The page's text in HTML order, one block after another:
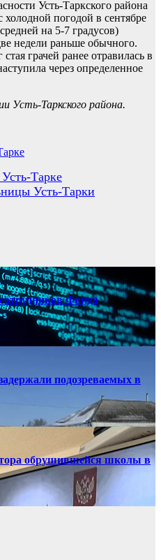
Усть-Таркского района
погодой в сентябре
на 5-7 градусов)
недели раньше обычного.
грачей ранее отравилась в
через определенное
Усть-Таркского района.
Тарке
Усть-Тарки
Фонда
подозреваемых в
обрушившейся школы в